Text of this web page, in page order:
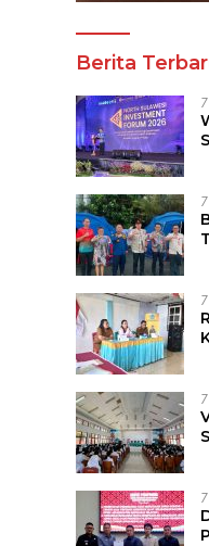
Berita